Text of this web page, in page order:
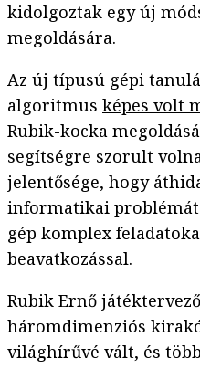
kidolgoztak egy új
megoldására.
Az új típusú gépi
algoritmus képes volt
Rubik-kocka
segítségre szorult
jelentősége, hogy
informatikai
gép komplex
beavatkozással.
Rubik Ernő
háromdimenziós
világhírűvé vált, és